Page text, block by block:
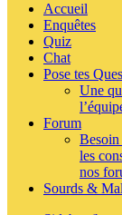
Accueil
Enquêtes
Quiz
Chat
Pose tes
Une
Forum
Besoin
les
nos
Sourds &